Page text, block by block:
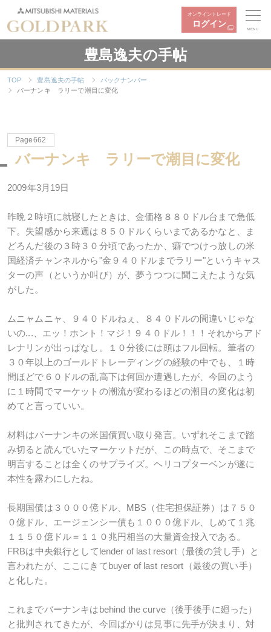
オンライントレード
ログイン
MENU
豊島逸夫の手帖
TOP 豊島逸夫の手帖
バックナンバー
バーナンキ ラリーで潮目に変化
Page662
バーナンキ ラリーで潮目に変化
2009年3月19日
昨晩２時頃に就寝したときは、金価格８８０ドル台まで急低
下。失望感から来週は８５０ドルくらいまであるかなと、ま
どろんだ後の３時３０分頃であったか、癖でつけっ放しの米
国経済チャンネルから"金９４０ドルまでラリー"というキャス
ターの声（というか叫び）が、夢うつつに聞こえたような気
がした。
ムニャムニャ、９４０ドルねぇ、８４０ドルの間違いじゃな
いの...、エッ！ホント！マジ！９４０ドル！！！それからアド
レナリンが出っぱなし。１０分後には頭はフル回転。筆者の
３０年以上のゴールドトレーディングの経験の中でも、１時
間ほどで６０ドルの乱高下は何回か遭遇したが、今回のよう
に１時間でマーケットの潮流が変わるほどの潮目の変化は初
めてと言っていい。
材料はバーナンキの米国債買い取り発言。いずれそこまで踏
み切ると読んでいたマーケットだが、この時点で、そこまで
明言することは全くのサプライズ。ヘリコプターベンが遂に
本性を露わにしたね。
長期国債は３０００億ドル、MBS（住宅担保証券）は７５０
０億ドル、エージェンシー債も１０００億ドル、しめて１兆
１１５０億ドル＝１１０兆円相当の大量資金投入である。
FRBは中央銀行としてlender of last resort（最後の貸し手）と
言われたが、ここにきてbuyer of last resort（最後の買い手）
と化した。
これまでバーナンキはbehind the curve（後手後手に廻った）
と批判されてきたが、今回ばかりは見事に先手が決まり、対